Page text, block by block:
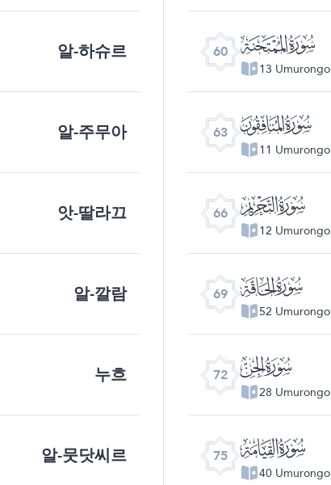
알-하슈르 60 ﯩ
13 Umurongo
알-주무아 63 ﯬ
11 Umurongo
앗-딸라끄 66 ﯯ
12 Umurongo
알-깔람 69 ﯲ
52 Umurongo
누흐 72 ﯵ
28 Umurongo
알-뭇닷씨르 75 ﯸ
40 Umurongo